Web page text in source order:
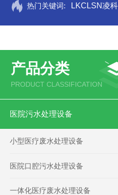
热门关键词: LKCLSN凌
产品分类
PRODUCT CLASSIFICATION
医院污水处理设备
小型医疗废水处理设备
医院口腔污水处理设备
一体化医疗废水处理设备